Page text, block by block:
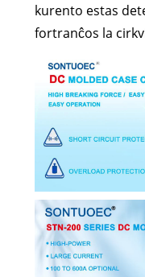
kurento estas
fortranĉos la